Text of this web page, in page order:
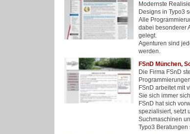
Modernste
Designs in Typo3
Alle
dabei besonderer
gelegt.
Agenturen sind
werden.
FSnD München,
Die Firma FSnD
FSnD arbeitet mit
Sie sich immer
FSnD hat sich
spezialisiert, setzt
Suchmaschinen
Typo3